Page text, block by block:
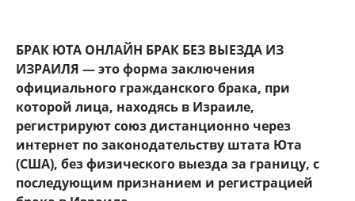
БРАК ЮТА ОНЛАЙН БРАК БЕЗ ВЫЕЗДА ИЗ
ИЗРАИЛЯ — это форма заключения
официального гражданского брака, при
которой лица, находясь в Израиле,
регистрируют союз дистанционно через
интернет по законодательству штата Юта
(США), без физического выезда за границу, с
последующим признанием и регистрацией